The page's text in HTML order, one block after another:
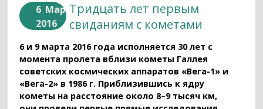
6 Мар
2016
Тридцать лет первым
свиданиям с кометами
6 и 9 марта 2016 года исполняется 30 лет с
момента пролета вблизи кометы Галлея
советских космических аппаратов «Вега-1» и
«Вега-2» в 1986 г. Приблизившись к ядру
кометы на расстояние около 8–9 тысяч км,